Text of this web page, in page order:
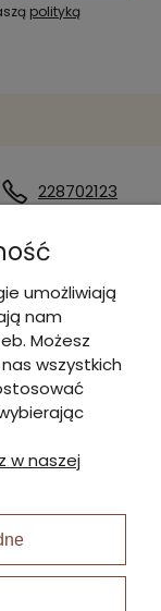
polityką
228702123
umożliwiają
nam
Możesz
wszystkich
w naszej